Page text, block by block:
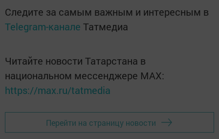
Следите за самым важным и интересным в
Telegram-канале Татмедиа
Читайте новости Татарстана в
национальном мессенджере MАХ:
https://max.ru/tatmedia
Перейти на страницу новости